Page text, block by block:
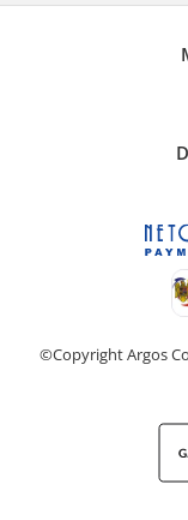
©Copyright Argos